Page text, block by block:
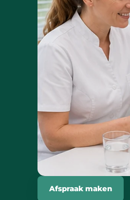
Afspraak maken